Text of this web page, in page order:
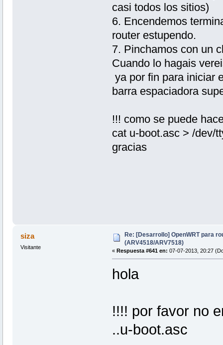
casi todos los sitios)
6. Encendemos
router estupendo.
7. Pinchamos con un
Cuando lo hagais
ya por fin para iniciar
barra espaciadora
!!! como se puede
cat u-boot.asc > /dev/
gracias
siza
Visitante
Re: [Desarrollo] OpenWRT para
(ARV4518/ARV7518)
« Respuesta #641 en: 07-07-2013, 20:27
hola
!!!! por favor no
..u-boot.asc